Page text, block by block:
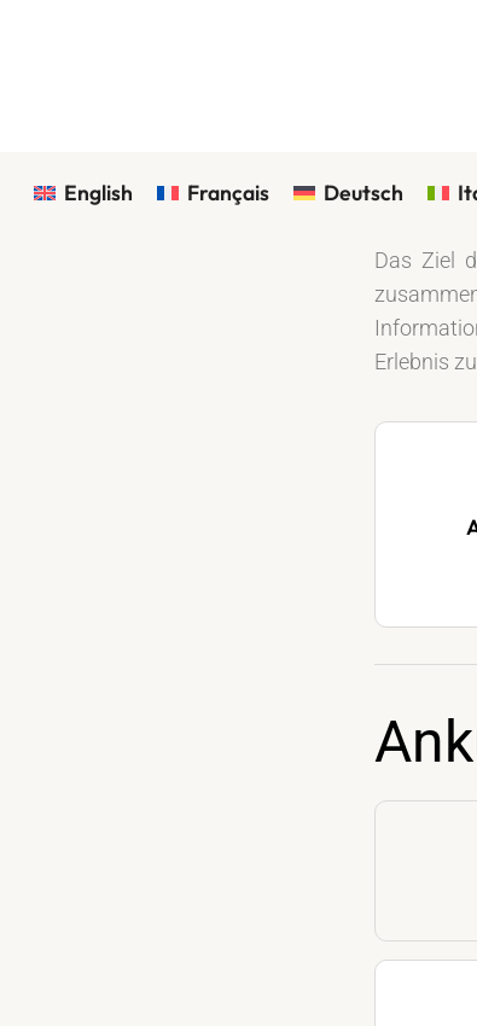
English Français Deutsch
Das Ziel
Erlebnis